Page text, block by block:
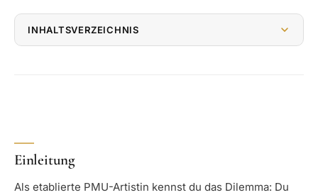
INHALTSVERZEICHNIS
Einleitung
Als etablierte PMU-Artistin kennst du das Dilemma: Du